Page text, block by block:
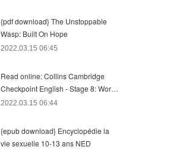
{pdf download} The Unstoppable
Wasp: Built On Hope
2022.03.15 06:45
Read online: Collins Cambridge
Checkpoint English - Stage 8: Wor…
2022.03.15 06:44
{epub download} Encyclopédie la
vie sexuelle 10-13 ans NED